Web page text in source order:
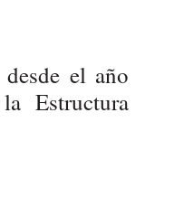
el año
Estructura